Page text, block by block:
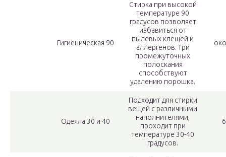
Гигиеническая 90
Стирка при высокой
температуре 90
градусов позволяет
избавиться от
пылевых клещей и
аллергенов. Три
промежуточных
полоскания
способствуют
удалению порошка.
Одеяла 30 и 40
Подходит для стирки
вещей с различными
наполнителями,
проходит при
температуре 30-40
градусов.